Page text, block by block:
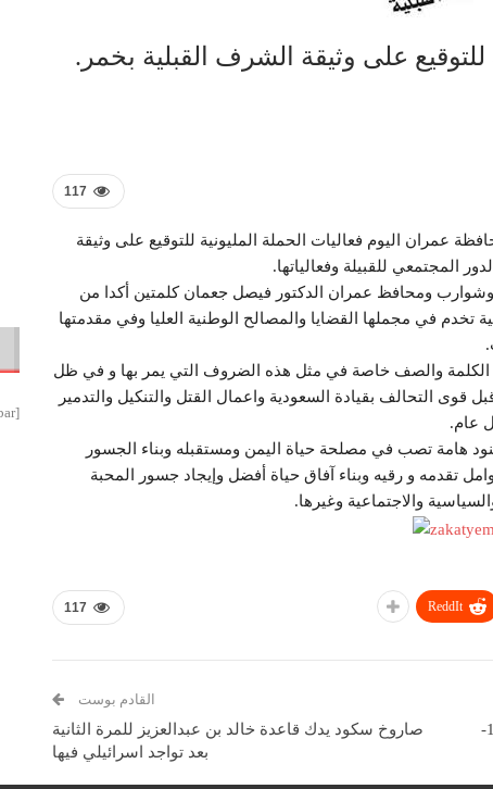
للتوقيع على وثيقة الشرف القبلية بخمر.
117
عمران اليوم فعاليات الحملة المليونية للتوقيع على وثيقة
المجتمعي للقبيلة وفعالياتها.
ومحافظ عمران الدكتور فيصل جعمان كلمتين أكدا من
تخدم في مجملها القضايا والمصالح الوطنية العليا وفي مقدمتها
والصف خاصة في مثل هذه الضروف التي يمر بها و في ظل
التحالف بقيادة السعودية واعمال القتل والتنكيل والتدمير
عام.
هامة تصب في مصلحة حياة اليمن ومستقبله وبناء الجسور
تقدمه و رقيه وبناء آفاق حياة أفضل وإيجاد جسور المحبة
والاجتماعية وغيرها.
117 ReddIt
الاتحاد العام لأطفال اليمن يؤكد ان اليمن مقبرة للغزاة. 15-
القادم بوست
صاروخ سكود يدك قاعدة خالد بن عبدالعزيز للمرة الثانية
بعد تواجد اسرائيلي فيها
[smbtoolbar]